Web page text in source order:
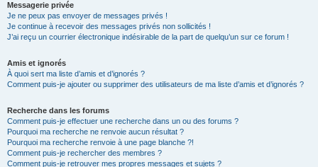
Messagerie privée
Je ne peux pas envoyer de messages privés !
Je continue à recevoir des messages privés non sollicités !
J’ai reçu un courrier électronique indésirable de la part de quelqu’un sur ce forum !
Amis et ignorés
À quoi sert ma liste d’amis et d’ignorés ?
Comment puis-je ajouter ou supprimer des utilisateurs de ma liste d’amis et d’ignorés ?
Recherche dans les forums
Comment puis-je effectuer une recherche dans un ou des forums ?
Pourquoi ma recherche ne renvoie aucun résultat ?
Pourquoi ma recherche renvoie à une page blanche ?!
Comment puis-je rechercher des membres ?
Comment puis-je retrouver mes propres messages et sujets ?